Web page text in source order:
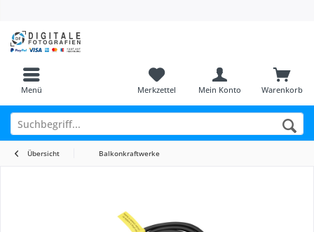
Menü Warenkorb
Merkzettel Mein Konto
Übersicht Balkonkraftwerke